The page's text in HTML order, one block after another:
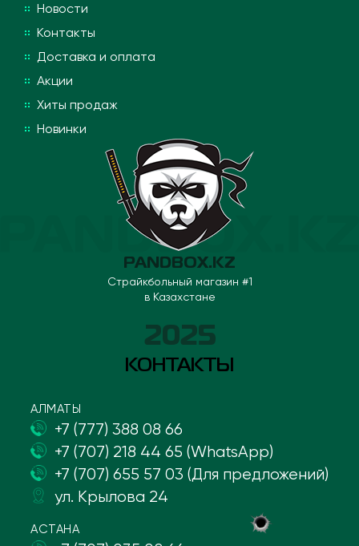
Новости
Контакты
Доставка и оплата
Акции
Хиты продаж
Новинки
PANDBOX.KZ
Страйкбольный магазин #1
в Казахстане
2025
КОНТАКТЫ
АЛМАТЫ
+7 (777) 388 08 66
+7 (707) 218 44 65 (WhatsApp)
+7 (707) 655 57 03 (Для предложений)
ул. Крылова 24
АСТАНА